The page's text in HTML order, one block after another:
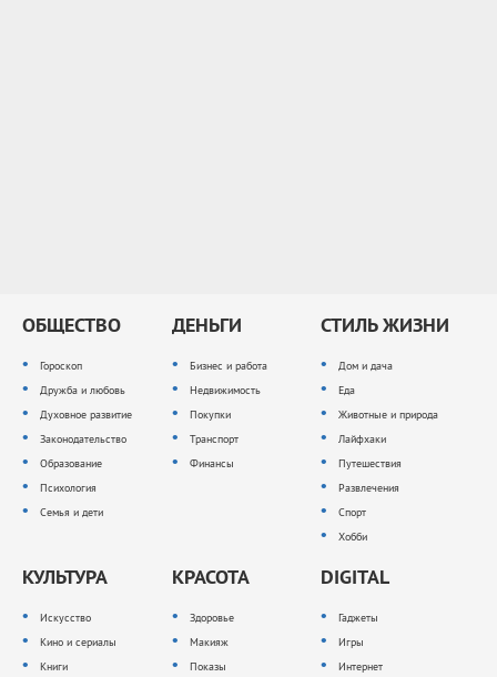
ОБЩЕСТВО
Гороскоп
Дружба и любовь
Духовное развитие
Законодательство
Образование
Психология
Семья и дети
ДЕНЬГИ
Бизнес и работа
Недвижимость
Покупки
Транспорт
Финансы
СТИЛЬ ЖИЗНИ
Дом и дача
Еда
Животные и природа
Лайфхаки
Путешествия
Развлечения
Спорт
Хобби
КУЛЬТУРА
Искусство
Кино и сериалы
Книги
КРАСОТА
Здоровье
Макияж
Показы
DIGITAL
Гаджеты
Игры
Интернет